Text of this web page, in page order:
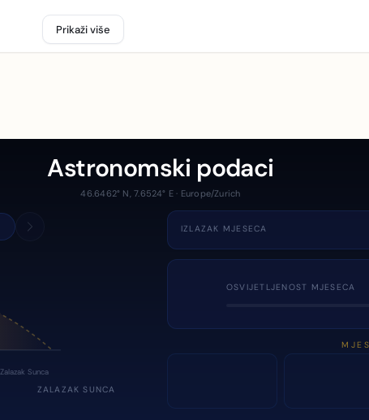
Prikaži više
Astronomski podaci
46.6462° N, 7.6524° E · Europe/Zurich
Zalazak Sunca
ZALAZAK SUNCA
IZLAZAK MJESECA
OSVIJETLJENOST MJESECA